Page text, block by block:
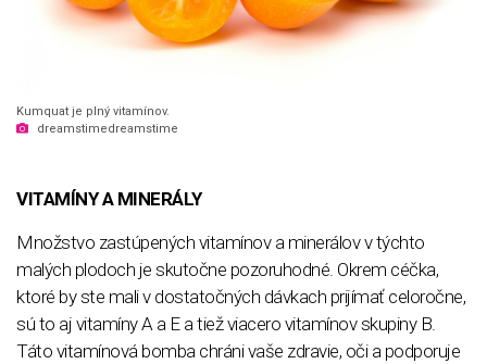
Kumquat je plný vitamínov.
dreamstimedreamstime
VITAMÍNY A MINERÁLY
Množstvo zastúpených vitamínov a minerálov v týchto
malých plodoch je skutočne pozoruhodné. Okrem céčka,
ktoré by ste mali v dostatočných dávkach prijímať celoročne,
sú to aj vitamíny A a E a tiež viacero vitamínov skupiny B.
Táto vitamínová bomba chráni vaše zdravie, oči a podporuje